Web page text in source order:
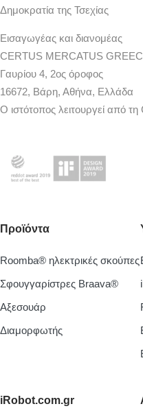
Δημοκρατία της Τσεχίας
Εισαγωγέας και διανομέας
CERTUS MERCATUS
Γαυρίου 4, 2ος όροφος
16672, Βάρη, Αθήνα, Ελλάδα
Ο ιστότοπος λειτουργεί από
Προϊόντα
Roomba® ηλεκτρικές σκούπες
Σφουγγαρίστρες Braava®
Aξεσουάρ
Διαμορφωτής
iRobot.com.gr